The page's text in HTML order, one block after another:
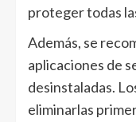
proteger todas
Además, se
aplicaciones de
desinstaladas.
eliminarlas